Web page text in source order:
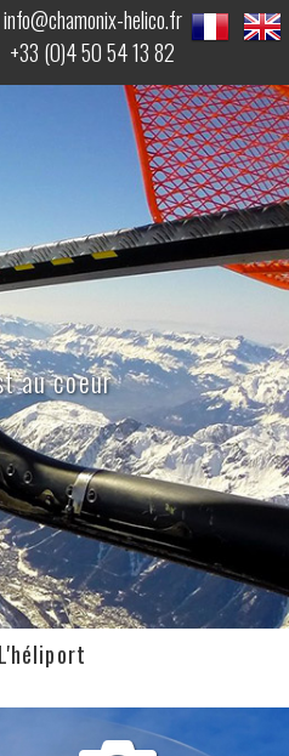
info@chamonix-helico.fr
+33 (0)4 50 54 13 82
au coeur
L'héliport